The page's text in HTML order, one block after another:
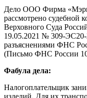
Дело ООО Фирма
рассмотрено судебной
Верховного Суда
19.05.2021 № 309-ЭС20-
разъяснениями ФНС
(Письмо ФНС России
Фабула дела:
Налогоплательщик
изделий. Для их